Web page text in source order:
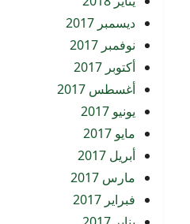
ديسمبر 2017
نوفمبر 2017
أكتوبر 2017
أغسطس 2017
يونيو 2017
مايو 2017
أبريل 2017
مارس 2017
فبراير 2017